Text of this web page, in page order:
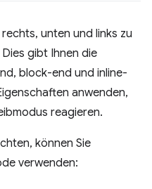
unten und links zu
Dies gibt Ihnen die
block-end und inline-
anwenden,
reagieren.
können Sie
verwenden: